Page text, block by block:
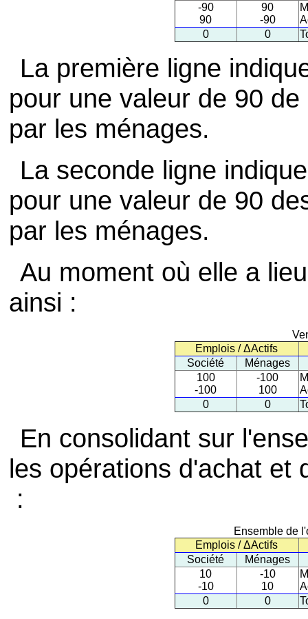
-90
90
90
-90
0
0
La première ligne
pour une valeur de 90
par les ménages.
La seconde ligne
pour une valeur de 90
par les ménages.
Au moment où elle a
ainsi :
Emplois / ΔActifs
Société
Ménages
100
-100
-100
100
0
0
En consolidant sur
les opérations d'achat et
:
Ensemble de
Emplois / ΔActifs
Société
Ménages
10
-10
-10
10
0
0